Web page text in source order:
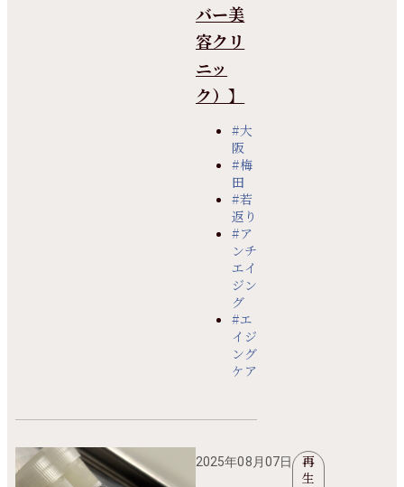
バー美
容クリ
ニッ
ク）】
#大
阪
#梅
田
#若
返り
#ア
ンチ
エイ
ジン
グ
#エ
イジ
ング
ケア
2025年08月07日
再
生